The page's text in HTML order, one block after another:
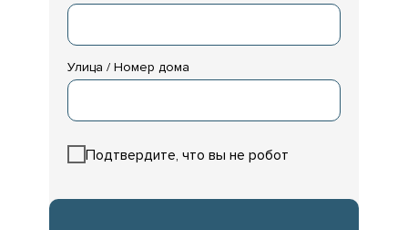
Улица / Номер дома
Подтвердите, что вы не робот